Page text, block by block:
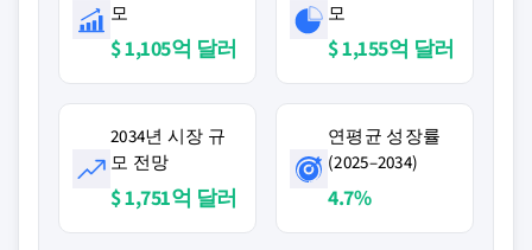
모
$ 1,105억 달러
모
$ 1,155억 달러
2034년 시장 규
모 전망
$ 1,751억 달러
연평균 성장률
(2025–2034)
4.7%